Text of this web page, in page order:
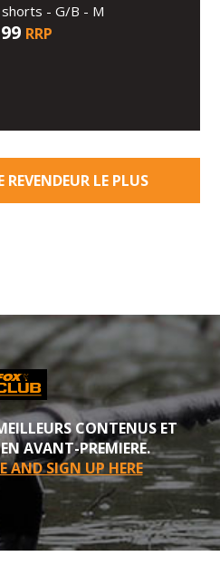
shorts - G/B - M
RRP
REVENDEUR LE PLUS
CONTENUS ET
AVANT-PREMIERE.
AND SIGN UP HERE